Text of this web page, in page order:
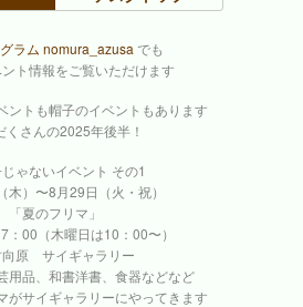
ラム nomura_azusa でも
ト情報をご覧いただけます
ントも帽子のイベントもあります
くさんの2025年後半！
ゃないイベント その1
木）〜8月29日（火・祝）
「夏のフリマ」
：00（木曜日は10：00〜）
向原 サイギャラリー
用品、和書洋書、食器などなど
がサイギャラリーにやってきます